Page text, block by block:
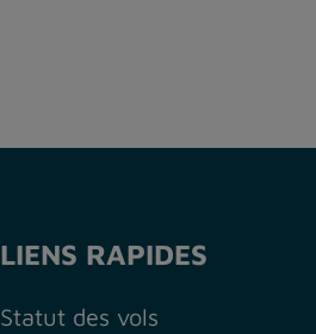
LIENS RAPIDES
Statut des vols